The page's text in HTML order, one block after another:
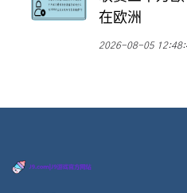
在欧洲
2026-08-05